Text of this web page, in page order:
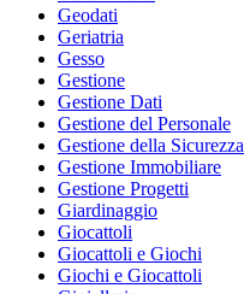
Geodati
Geriatria
Gesso
Gestione
Gestione Dati
Gestione del Personale
Gestione della Sicurezza
Gestione Immobiliare
Gestione Progetti
Giardinaggio
Giocattoli
Giocattoli e Giochi
Giochi e Giocattoli